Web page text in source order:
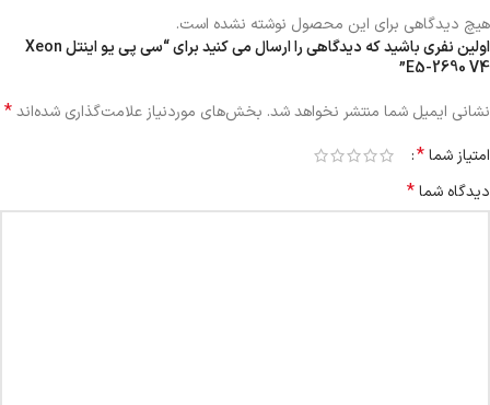
هیچ دیدگاهی برای این محصول نوشته نشده است.
اولین نفری باشید که دیدگاهی را ارسال می کنید برای “سی پی یو اینتل Xeon
E5-2690 V4”
نشانی ایمیل شما منتشر نخواهد شد. بخش‌های موردنیاز علامت‌گذاری شده‌اند*
امتیاز شما*
دیدگاه شما*